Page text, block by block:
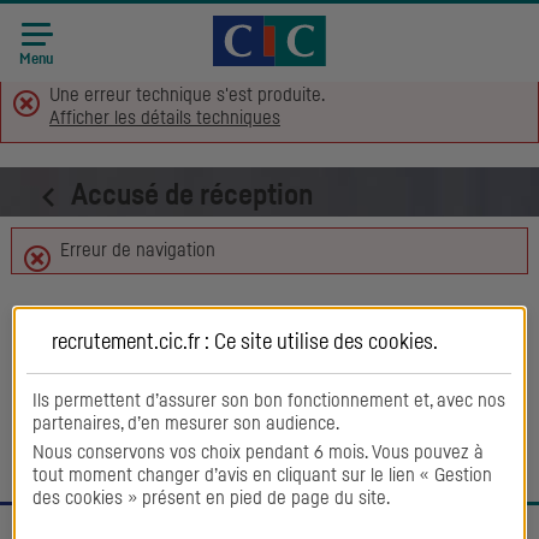
Accueil CIC Recrutement
Menu
Une erreur technique s'est produite.
Afficher les détails techniques
Accusé de réception
Erreur de navigation
Retour aux offres
recrutement.cic.fr : Ce site utilise des cookies.
Ils permettent d’assurer son bon fonctionnement et, avec nos
partenaires, d’en mesurer son audience.
Nous conservons vos choix pendant 6 mois. Vous pouvez à
tout moment changer d’avis en cliquant sur le lien « Gestion
des cookies » présent en pied de page du site.